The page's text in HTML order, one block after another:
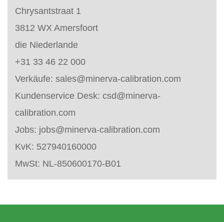
Chrysantstraat 1
3812 WX Amersfoort
die Niederlande
+31 33 46 22 000
Verkäufe: sales@minerva-calibration.com
Kundenservice Desk: csd@minerva-
calibration.com
Jobs: jobs@minerva-calibration.com
KvK: 527940160000
MwSt: NL-850600170-B01